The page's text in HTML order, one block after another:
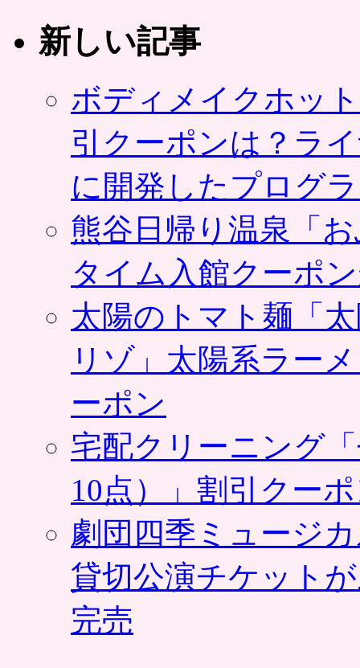
申
新しい記事
ボディメイクホッ
引クーポンは？ラ
に開発したプログ
熊谷日帰り温泉「
タイム入館クーポ
太陽のトマト麺「
リゾ」太陽系ラー
ーポン
宅配クリーニング
10点）」割引クー
劇団四季ミュージ
貸切公演チケット
完売